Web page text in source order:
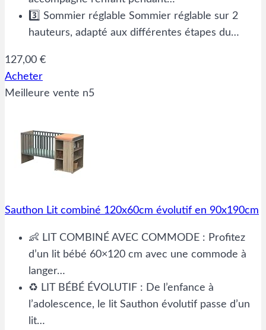
3️⃣ Sommier réglable Sommier réglable sur 2
hauteurs, adapté aux différentes étapes du…
127,00 €
Acheter
Meilleure vente n5
Sauthon Lit combiné 120x60cm évolutif en 90x190cm
👶 LIT COMBINÉ AVEC COMMODE : Profitez
d’un lit bébé 60×120 cm avec une commode à
langer…
♻️ LIT BÉBÉ ÉVOLUTIF : De l’enfance à
l’adolescence, le lit Sauthon évolutif passe d’un
lit…